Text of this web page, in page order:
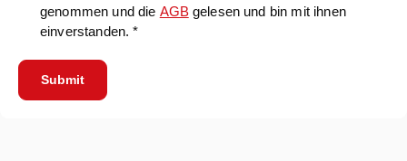
genommen und die AGBgelesen und bin mit ihnen
einverstanden. *
Submit